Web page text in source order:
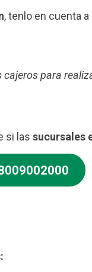
, tenlo en cuenta
cajeros para
si las sucursales